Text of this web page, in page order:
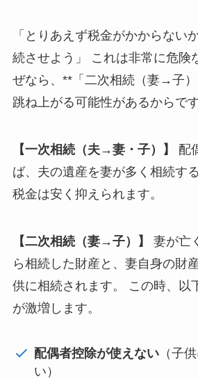
「とりあえず税金がかからない
続させよう」 これは非常に危険
ぜなら、**「二次相続（妻→子
跳ね上がる可能性があるからです
【一次相続（夫→妻・子）】
配
ば、夫の遺産を妻が多く相続す
税金は安く抑えられます。
【二次相続（妻→子）】
妻が亡
ら相続した財産と、妻自身の財
供に相続されます。 この時、以
が激増します。
配偶者控除が使えない （子
い）